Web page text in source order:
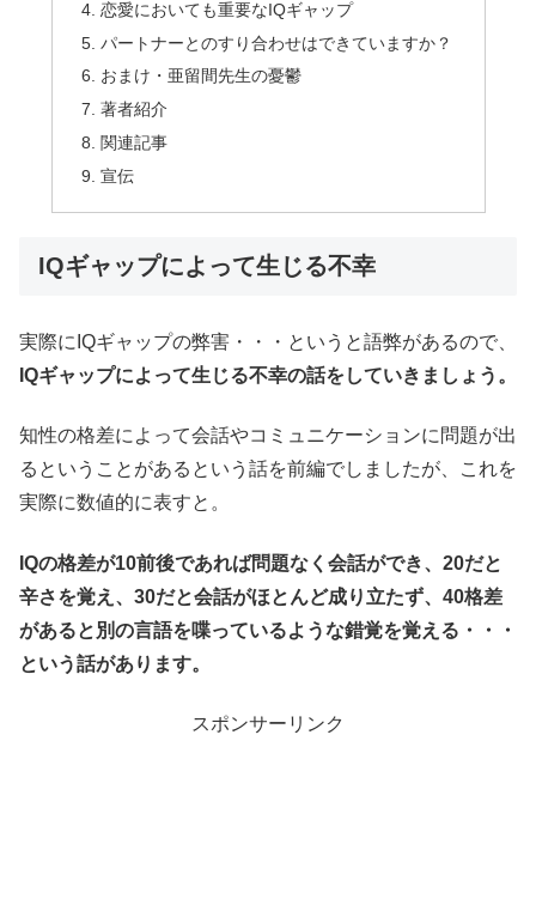
恋愛においても重要なIQギャップ
パートナーとのすり合わせはできていますか？
おまけ・亜留間先生の憂鬱
著者紹介
関連記事
宣伝
IQギャップによって生じる不幸
実際にIQギャップの弊害・・・というと語弊があるので、
IQギャップによって生じる不幸の話をしていきましょう。
知性の格差によって会話やコミュニケーションに問題が出
るということがあるという話を前編でしましたが、これを
実際に数値的に表すと。
IQの格差が10前後であれば問題なく会話ができ、20だと
辛さを覚え、30だと会話がほとんど成り立たず、40格差
があると別の言語を喋っているような錯覚を覚える・・・
という話があります。
スポンサーリンク